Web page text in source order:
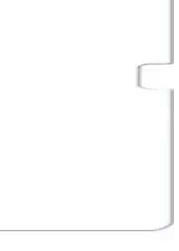
kullanıcılar arasında tartışma
açıyor. Yazılım güncellemeleri bu durumu
sağlar.
katlanabilir modellere yönlendiriyor.